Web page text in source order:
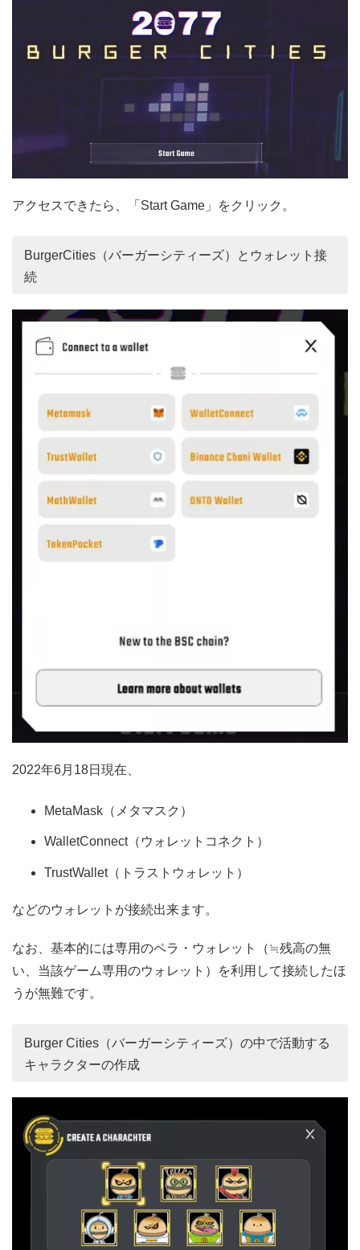
アクセスできたら、「Start Game」をクリック。
BurgerCities（バーガーシティーズ）とウォレット接
続
2022年6月18日現在、
MetaMask（メタマスク）
WalletConnect（ウォレットコネクト）
TrustWallet（トラストウォレット）
などのウォレットが接続出来ます。
なお、基本的には専用のペラ・ウォレット（≒残高の無
い、当該ゲーム専用のウォレット）を利用して接続したほ
うが無難です。
Burger Cities（バーガーシティーズ）の中で活動する
キャラクターの作成